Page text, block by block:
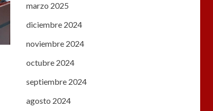
marzo 2025
diciembre 2024
noviembre 2024
octubre 2024
septiembre 2024
agosto 2024